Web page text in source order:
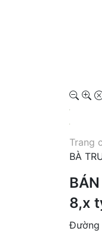
Trang
BÀ
8,x
Đường